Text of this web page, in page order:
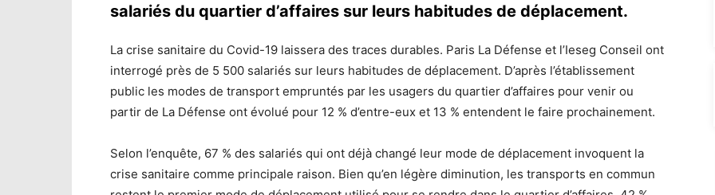
salariés du quartier d’affaires sur leurs habitudes de déplacement.
La crise sanitaire du Covid-19 laissera des traces durables. Paris La Défense et l’Ieseg Conseil ont
interrogé près de 5 500 salariés sur leurs habitudes de déplacement. D’après l’établissement
public les modes de transport empruntés par les usagers du quartier d’affaires pour venir ou
partir de La Défense ont évolué pour 12 % d’entre-eux et 13 % entendent le faire prochainement.
Selon l’enquête, 67 % des salariés qui ont déjà changé leur mode de déplacement invoquent la
crise sanitaire comme principale raison. Bien qu’en légère diminution, les transports en commun